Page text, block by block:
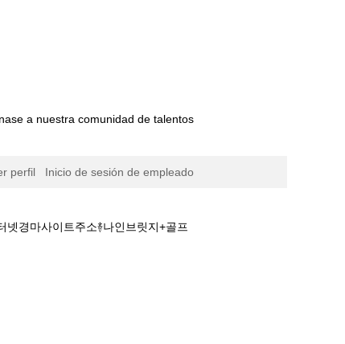
a nuestra comunidad de talentos
perfil Inicio de sesión de empleado
경마사이트주소࿈나인브릿지+골프